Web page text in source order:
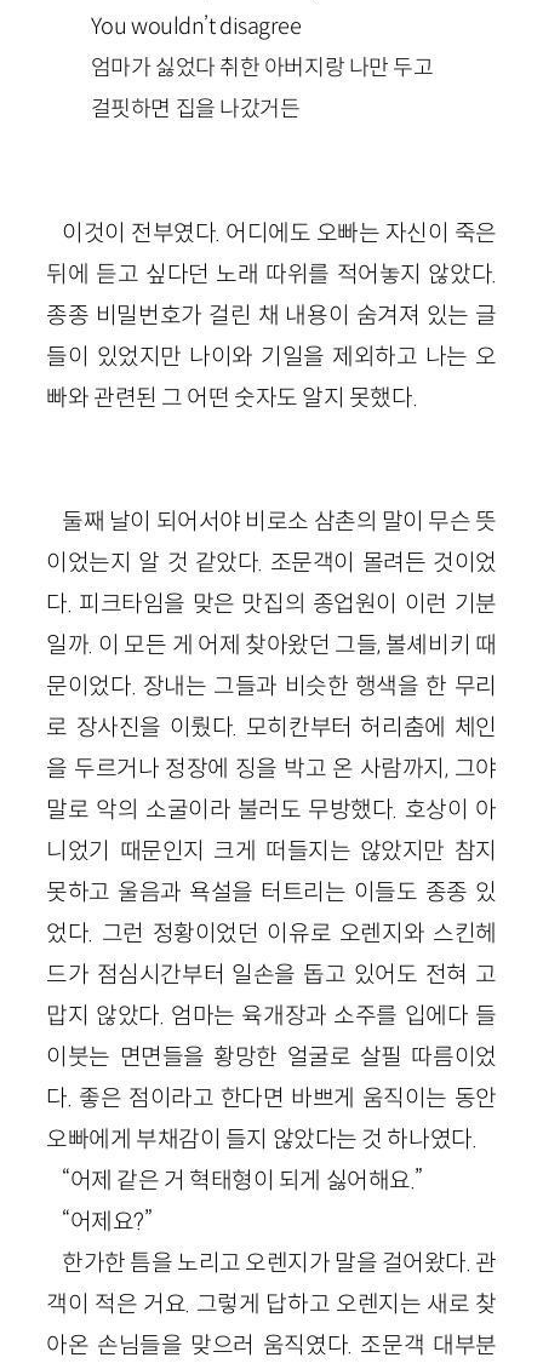
You wouldn’tdisagree
엄마가 싫었다 취한 아버지랑 나만 두고
걸핏하면 집을 나갔거든
이것이 전부였다. 어디에도 오빠는 자신이 죽은
뒤에 듣고 싶다던 노래 따위를 적어놓지 않았다.
종종 비밀번호가 걸린 채 내용이 숨겨져 있는 글
들이 있었지만 나이와 기일을 제외하고 나는 오
빠와 관련된 그 어떤 숫자도 알지 못했다.
둘째 날이 되어서야 비로소 삼촌의 말이 무슨 뜻
이었는지 알 것 같았다. 조문객이 몰려든 것이었
다. 피크타임을 맞은 맛집의 종업원이 이런 기분
일까. 이 모든 게 어제 찾아왔던 그들, 볼셰비키 때
문이었다. 장내는 그들과 비슷한 행색을 한 무리
로 장사진을 이뤘다. 모히칸부터 허리춤에 체인
을 두르거나 정장에 징을 박고 온 사람까지, 그야
말로 악의 소굴이라 불러도 무방했다. 호상이 아
니었기 때문인지 크게 떠들지는 않았지만 참지
못하고 울음과 욕설을 터트리는 이들도 종종 있
었다. 그런 정황이었던 이유로 오렌지와 스킨헤
드가 점심시간부터 일손을 돕고 있어도 전혀 고
맙지 않았다. 엄마는 육개장과 소주를 입에다 들
이붓는 면면들을 황망한 얼굴로 살필 따름이었
다. 좋은 점이라고 한다면 바쁘게 움직이는 동안
오빠에게 부채감이 들지 않았다는 것 하나였다.
“어제 같은 거 혁태형이 되게 싫어해요.”
“어제요?”
한가한 틈을 노리고 오렌지가 말을 걸어왔다. 관
객이 적은 거요. 그렇게 답하고 오렌지는 새로 찾
아온 손님들을 맞으러 움직였다. 조문객 대부분